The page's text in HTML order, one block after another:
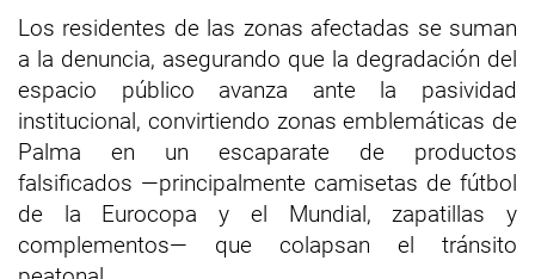
Los residentes de las zonas afectadas se suman
a la denuncia, asegurando que la degradación del
espacio público avanza ante la pasividad
institucional, convirtiendo zonas emblemáticas de
Palma en un escaparate de productos
falsificados —principalmente camisetas de fútbol
de la Eurocopa y el Mundial, zapatillas y
complementos— que colapsan el tránsito